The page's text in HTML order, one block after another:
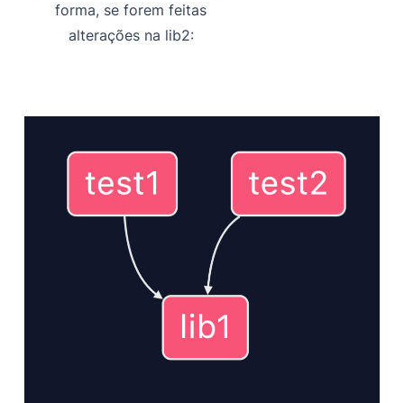
forma, se forem feitas
alterações na lib2: